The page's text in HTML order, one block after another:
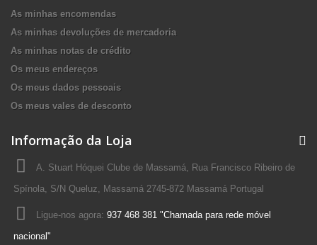
As minhas encomendas
As minhas devoluções de mercadoria
As minhas notas de crédito
Os meus endereços
Os meus dados pessoais
Os meus vales de desconto
Informação da Loja
A. Stuart Hóquei Clube de Massamá, Rua Francisco Ribeiro de
Spínola, S/N Queluz, Massamá 2745-872 Massamá Portugal
Ligue-nos agora: 937 468 381 "Chamada para rede móvel
nacional"